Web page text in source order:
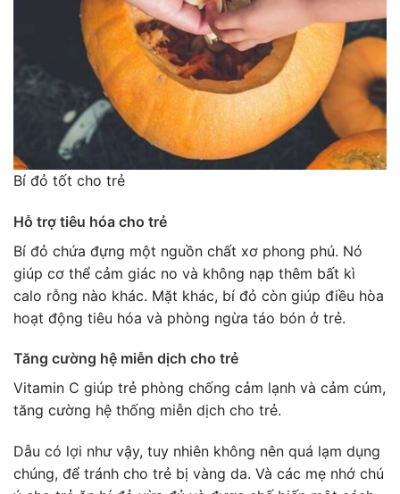
Bí đỏ tốt cho trẻ
Hỗ trợ tiêu hóa cho trẻ
Bí đỏ chứa đựng một nguồn chất xơ phong phú. Nó
giúp cơ thể cảm giác no và không nạp thêm bất kì
calo rỗng nào khác. Mặt khác, bí đỏ còn giúp điều hòa
hoạt động tiêu hóa và phòng ngừa táo bón ở trẻ.
Tăng cường hệ miễn dịch cho trẻ
Vitamin C giúp trẻ phòng chống cảm lạnh và cảm cúm,
tăng cường hệ thống miễn dịch cho trẻ.
Dẫu có lợi như vậy, tuy nhiên không nên quá lạm dụng
chúng, để tránh cho trẻ bị vàng da. Và các mẹ nhớ chú